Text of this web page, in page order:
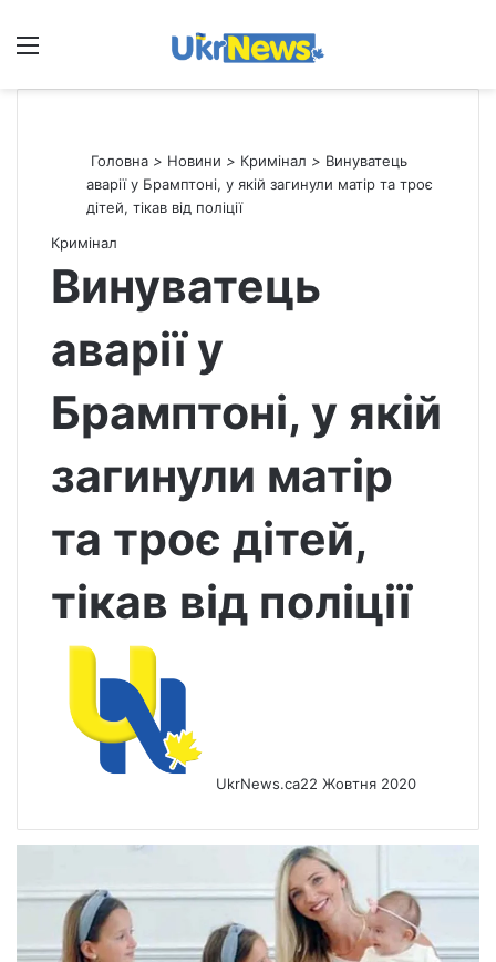
Меню
Головна > Новини > Кримінал > Винуватець
аварії у Брамптоні, у якій загинули матір та троє
дітей, тікав від поліції
Кримінал
Винуватець
аварії у
Брамптоні, у якій
загинули матір
та троє дітей,
тікав від поліції
UkrNews.ca22 Жовтня 2020